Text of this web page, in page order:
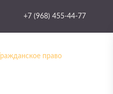
+7 (968) 455-44-77
Гражданское право